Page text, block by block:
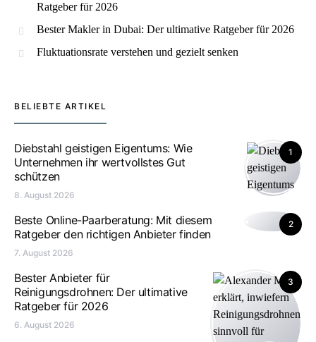
Ratgeber für 2026
Bester Makler in Dubai: Der ultimative Ratgeber für 2026
Fluktuationsrate verstehen und gezielt senken
BELIEBTE ARTIKEL
1
Diebstahl geistigen Eigentums: Wie
Unternehmen ihr wertvollstes Gut
schützen
8. August 2026
2
Beste Online-Paarberatung: Mit diesem
Ratgeber den richtigen Anbieter finden
7. August 2026
3
Bester Anbieter für
Reinigungsdrohnen: Der ultimative
Ratgeber für 2026
6. August 2026